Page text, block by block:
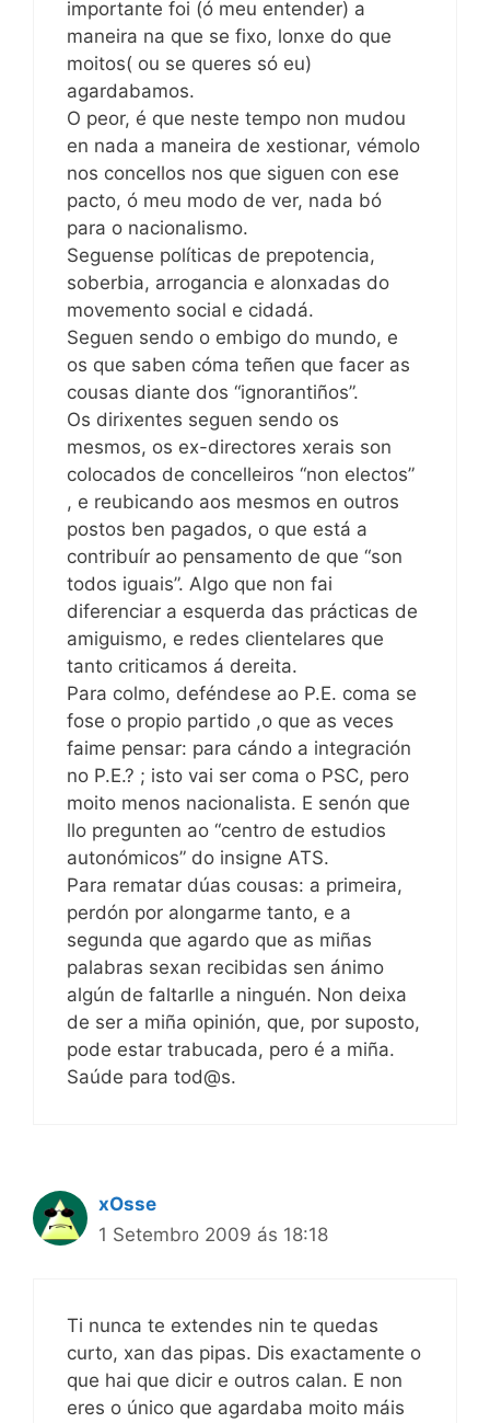
importante foi (ó meu entender) a
maneira na que se fixo, lonxe do que
moitos( ou se queres só eu)
agardabamos.
O peor, é que neste tempo non mudou
en nada a maneira de xestionar, vémolo
nos concellos nos que siguen con ese
pacto, ó meu modo de ver, nada bó
para o nacionalismo.
Seguense políticas de prepotencia,
soberbia, arrogancia e alonxadas do
movemento social e cidadá.
Seguen sendo o embigo do mundo, e
os que saben cóma teñen que facer as
cousas diante dos “ignorantiños”.
Os dirixentes seguen sendo os
mesmos, os ex-directores xerais son
colocados de concelleiros “non electos”
, e reubicando aos mesmos en outros
postos ben pagados, o que está a
contribuír ao pensamento de que “son
todos iguais”. Algo que non fai
diferenciar a esquerda das prácticas de
amiguismo, e redes clientelares que
tanto criticamos á dereita.
Para colmo, deféndese ao P.E. coma se
fose o propio partido ,o que as veces
faime pensar: para cándo a integración
no P.E.? ; isto vai ser coma o PSC, pero
moito menos nacionalista. E senón que
llo pregunten ao “centro de estudios
autonómicos” do insigne ATS.
Para rematar dúas cousas: a primeira,
perdón por alongarme tanto, e a
segunda que agardo que as miñas
palabras sexan recibidas sen ánimo
algún de faltarlle a ninguén. Non deixa
de ser a miña opinión, que, por suposto,
pode estar trabucada, pero é a miña.
Saúde para tod@s.
xOsse
1 Setembro 2009 ás 18:18
Ti nunca te extendes nin te quedas
curto, xan das pipas. Dis exactamente o
que hai que dicir e outros calan. E non
eres o único que agardaba moito máis